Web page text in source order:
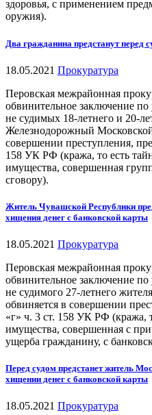
здоровья, с применением
оружия).
Два гражданина предстанут перед
18.05.2021 Прокуратура
Перовская межрайонная
обвинительное заключение
не судимых 18-летнего и 20-
Железнодорожный
совершении преступления,
158 УК РФ (кража, то есть
имущества, совершенная
сговору).
Житель Чувашской Республики
хищения денег с банковской карты
18.05.2021 Прокуратура
Перовская межрайонная
обвинительное заключение
не судимого 27-летнего
обвиняется в совершении
«г» ч. 3 ст. 158 УК РФ (кража,
имущества, совершенная с
ущерба гражданину, с
Перед судом предстанет житель
хищении денег с банковской карты
18.05.2021 Прокуратура